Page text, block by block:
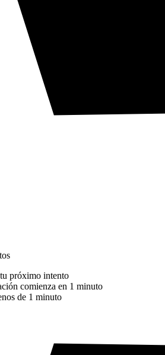
próximo intento
comienza en 1 minuto
de 1 minuto